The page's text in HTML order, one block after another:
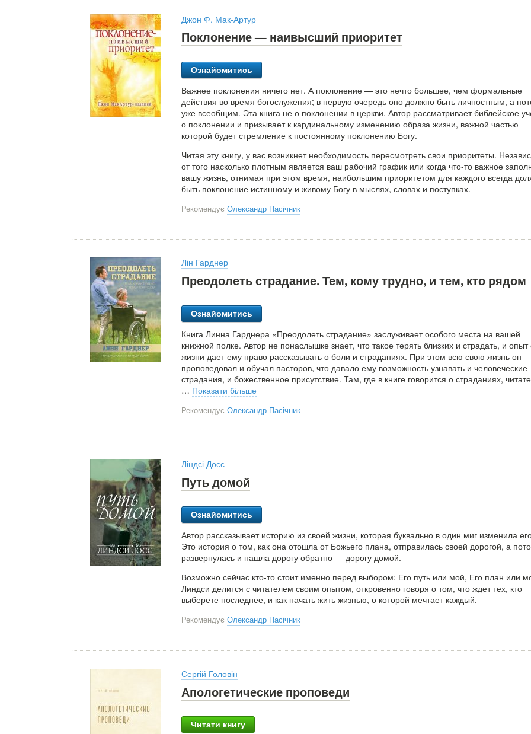
Джон Ф. Мак-Артур
Поклонение — наивысший приоритет
Ознайомитись
Важнее поклонения ничего нет. А поклонение — это нечто большее, чем формальные
действия во время богослужения; в первую очередь оно должно быть личностным, а
уже всеобщим. Эта книга не о поклонении в церкви. Автор рассматривает библейское
о поклонении и призывает к кардинальному изменению образа жизни, важной частью
которой будет стремление к постоянному поклонению Богу.
Читая эту книгу, у вас возникнет необходимость пересмотреть свои приоритеты.
от того насколько плотным является ваш рабочий график или когда что-то важное
вашу жизнь, отнимая при этом время, наибольшим приоритетом для каждого всегда
быть поклонение истинному и живому Богу в мыслях, словах и поступках.
Рекомендує Олександр Пасічник
Лін Гарднер
Преодолеть страдание. Тем, кому трудно, и тем, кто рядом
Ознайомитись
Книга Линна Гарднера «Преодолеть страдание» заслуживает особого места на вашей
книжной полке. Автор не понаслышке знает, что такое терять близких и страдать, и опыт
жизни дает ему право рассказывать о боли и страданиях. При этом всю свою жизнь он
проповедовал и обучал пасторов, что давало ему возможность узнавать и человеческие
страдания, и божественное присутствие. Там, где в книге говорится о страданиях,
… Показати більше
Рекомендує Олександр Пасічник
Ліндсі Досс
Путь домой
Ознайомитись
Автор рассказывает историю из своей жизни, которая буквально в один миг изменила
Это история о том, как она отошла от Божьего плана, отправилась своей дорогой, а
развернулась и нашла дорогу обратно — дорогу домой.
Возможно сейчас кто-то стоит именно перед выбором: Его путь или мой, Его план или
Линдси делится с читателем своим опытом, откровенно говоря о том, что ждет тех, кто
выберете последнее, и как начать жить жизнью, о которой мечтает каждый.
Рекомендує Олександр Пасічник
Сергій Головін
Апологетические проповеди
Читати книгу